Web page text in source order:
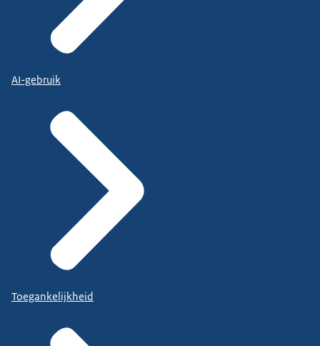
AI-gebruik
Toegankelijkheid